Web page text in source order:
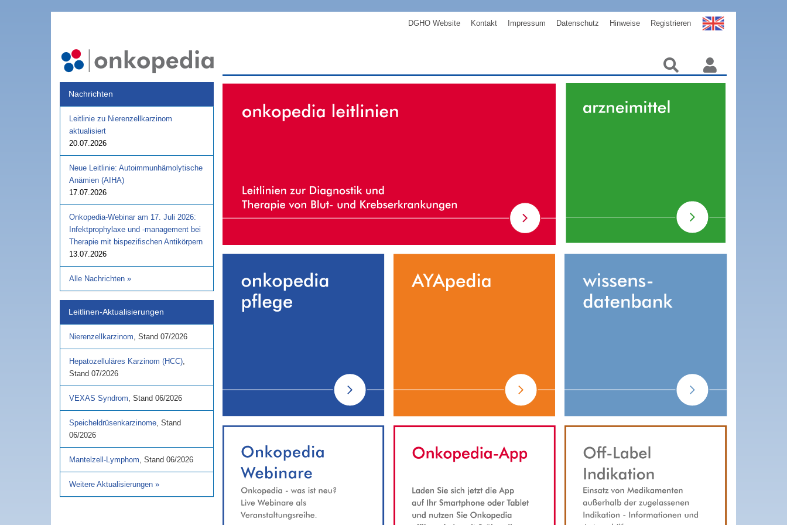
DGHO Website Kontakt Impressum Datenschutz Hinweise Registrieren
Nachrichten
Leitlinie zu Nierenzellkarzinom
aktualisiert
20.07.2026
Neue Leitlinie: Autoimmunhämolytische
Anämien (AIHA)
17.07.2026
Onkopedia-Webinar am 17. Juli 2026:
Infektprophylaxe und -management bei
Therapie mit bispezifischen Antikörpern
13.07.2026
Alle Nachrichten »
Leitlinen-Aktualisierungen
Nierenzellkarzinom, Stand 07/2026
Hepatozelluläres Karzinom (HCC),
Stand 07/2026
VEXAS Syndrom, Stand 06/2026
Speicheldrüsenkarzinome, Stand
06/2026
Mantelzell-Lymphom, Stand 06/2026
Weitere Aktualisierungen »